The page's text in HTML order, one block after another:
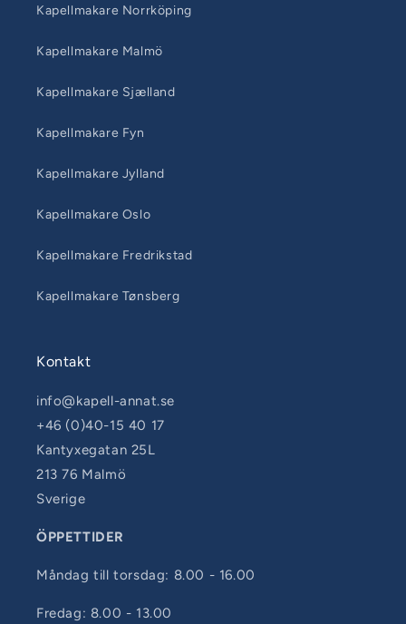
Kapellmakare Norrköping
Kapellmakare Malmö
Kapellmakare Sjælland
Kapellmakare Fyn
Kapellmakare Jylland
Kapellmakare Oslo
Kapellmakare Fredrikstad
Kapellmakare Tønsberg
Kontakt
info@kapell-annat.se
+46 (0)40-15 40 17
Kantyxegatan 25L
213 76 Malmö
Sverige
ÖPPETTIDER
Måndag till torsdag: 8.00 - 16.00
Fredag: 8.00 - 13.00